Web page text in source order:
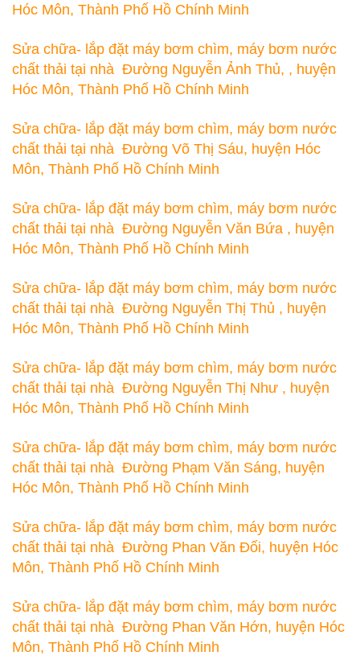
Hóc Môn, Thành Phố Hồ Chính Minh
Sửa chữa- lắp đặt máy bơm chìm, máy bơm nước
chất thải tại nhà Đường Nguyễn Ảnh Thủ, , huyện
Hóc Môn, Thành Phố Hồ Chính Minh
Sửa chữa- lắp đặt máy bơm chìm, máy bơm nước
chất thải tại nhà Đường Võ Thị Sáu, huyện Hóc
Môn, Thành Phố Hồ Chính Minh
Sửa chữa- lắp đặt máy bơm chìm, máy bơm nước
chất thải tại nhà Đường Nguyễn Văn Bứa , huyện
Hóc Môn, Thành Phố Hồ Chính Minh
Sửa chữa- lắp đặt máy bơm chìm, máy bơm nước
chất thải tại nhà Đường Nguyễn Thị Thủ , huyện
Hóc Môn, Thành Phố Hồ Chính Minh
Sửa chữa- lắp đặt máy bơm chìm, máy bơm nước
chất thải tại nhà Đường Nguyễn Thị Như , huyện
Hóc Môn, Thành Phố Hồ Chính Minh
Sửa chữa- lắp đặt máy bơm chìm, máy bơm nước
chất thải tại nhà Đường Phạm Văn Sáng, huyện
Hóc Môn, Thành Phố Hồ Chính Minh
Sửa chữa- lắp đặt máy bơm chìm, máy bơm nước
chất thải tại nhà Đường Phan Văn Đối, huyện Hóc
Môn, Thành Phố Hồ Chính Minh
Sửa chữa- lắp đặt máy bơm chìm, máy bơm nước
chất thải tại nhà Đường Phan Văn Hớn, huyện Hóc
Môn, Thành Phố Hồ Chính Minh